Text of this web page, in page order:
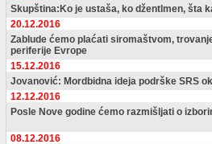
Skupština:Ko je ustaša, ko džentlmen, šta
20.12.2016
Zablude ćemo plaćati siromaštvom,
periferije Evrope
15.12.2016
Jovanović: Mordbidna ideja podrške SRS
12.12.2016
Posle Nove godine ćemo razmišljati o
08.12.2016